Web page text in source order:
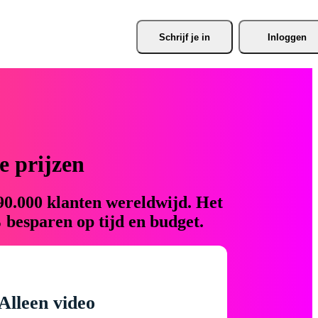
Schrijf je in Inloggen
prijzen
klanten wereldwijd. Het
op tijd en budget.
video